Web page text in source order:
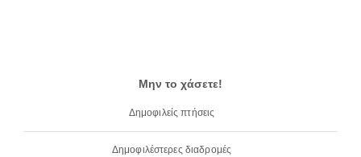
Μην το χάσετε!
Δημοφιλείς πτήσεις
Δημοφιλέστερες διαδρομές